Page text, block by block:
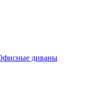
диваны